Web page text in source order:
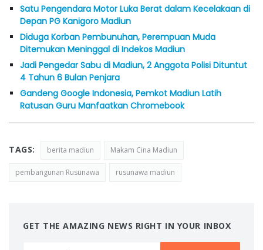
Satu Pengendara Motor Luka Berat dalam Kecelakaan di
Depan PG Kanigoro Madiun
Diduga Korban Pembunuhan, Perempuan Muda
Ditemukan Meninggal di Indekos Madiun
Jadi Pengedar Sabu di Madiun, 2 Anggota Polisi Dituntut
4 Tahun 6 Bulan Penjara
Gandeng Google Indonesia, Pemkot Madiun Latih
Ratusan Guru Manfaatkan Chromebook
TAGS: berita madiun Makam Cina Madiun
pembangunan Rusunawa rusunawa madiun
GET THE AMAZING NEWS RIGHT IN YOUR INBOX